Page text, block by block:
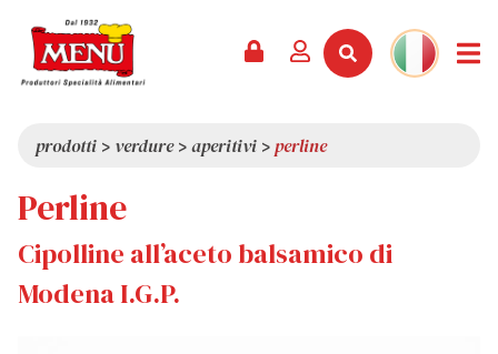
CATALOGO
ULTIME NOVITÀ
RASSEGNA STAMPA
CHI SIAMO
VALORI
CURIOSITÀ
SHOWROOM
prodotti > verdure>aperitivi >perline
Perline
Cipolline all’aceto balsamico di
Modena I.G.P.